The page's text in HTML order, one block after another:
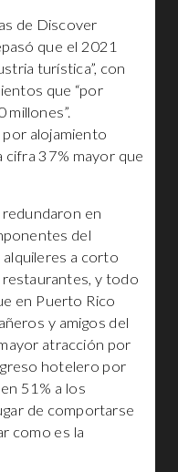
de Discover
que el 2021
turística”, con
que “por
millones”.
alojamiento
cifra 37% mayor que
redundaron en
del
a corto
restaurantes, y todo
en Puerto Rico
y amigos del
atracción por
hotelero por
51% a los
de comportarse
como es la